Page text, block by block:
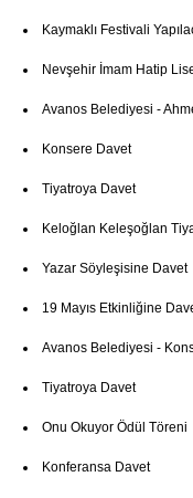
Kaymaklı Festivali
Nevşehir İmam Hatip
Avanos Belediyesi -
Konsere Davet
Tiyatroya Davet
Keloğlan Keleşoğlan
Yazar Söyleşisine Davet
19 Mayıs Etkinliğine
Avanos Belediyesi -
Tiyatroya Davet
Onu Okuyor Ödül Töreni
Konferansa Davet